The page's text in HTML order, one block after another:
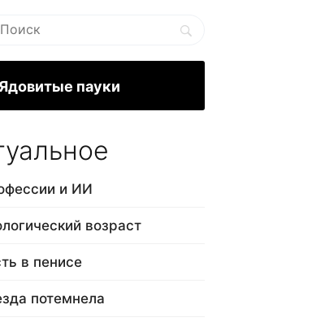
Ядовитые пауки
и ИИ
возраст
в пенисе
потемнела